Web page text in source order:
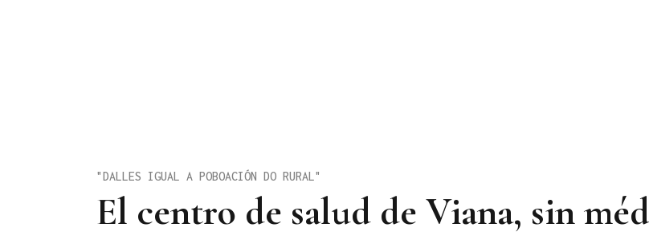
El centro de salud de Viana, sin
"DALLES IGUAL A POBOACIÓN DO RURAL"